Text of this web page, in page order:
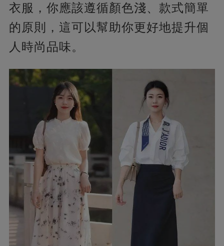
衣服，你應該遵循顏色淺、款式簡單
的原則，這可以幫助你更好地提升個
人時尚品味。